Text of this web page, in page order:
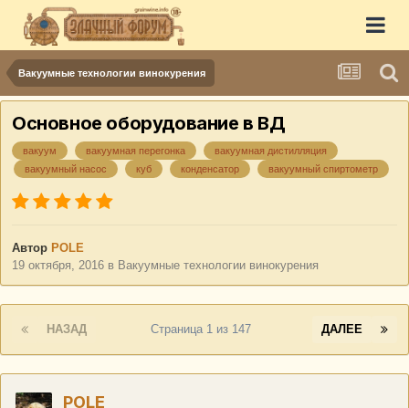
Вакуумные технологии винокурения
Основное оборудование в ВД
вакуум вакуумная перегонка
вакуумная дистилляция
вакуумный насос
куб конденсатор вакуумный спиртометр
Автор POLE
19 октября, 2016 в Вакуумные технологии винокурения
НАЗАД ДАЛЕЕ
Страница 1 из 147
POLE